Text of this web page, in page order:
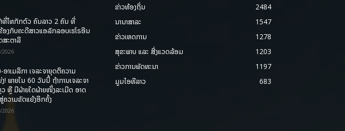
ທີ່ໄທກັກຕົວ ຄົນລາວ 2 ຄົນ ທີ່
ງກັບຄະດີສາວແອລັກລອບເຮໂຣອີນ
ສະຕາລີ
2026
ອາເມລິກາ ເຈລະຈາຍຸດຕິຄວາມ
! ພາຍໃນ 60 ວັນນີ້ ຖ້າການເຈລະຈາ
ຫຼື ມີຝ່າຍໃດຝ່າຍໜຶ່ງລະເມີດ ອາດ
ຄວາມຂັດແຍ້ງອີກຄັ້ງ
2026
ຂ່າວທ້ອງຖິ່ນ
2484
ນານາສາລະ
1547
ຂ່າວເຫດການ
1278
ສຸຂະພາບ ແລະ ສີ່ງແວດລ້ອມ
1203
ຂ່າວການພັດທະນາ
1197
ມູມໄອທີລາວ
683